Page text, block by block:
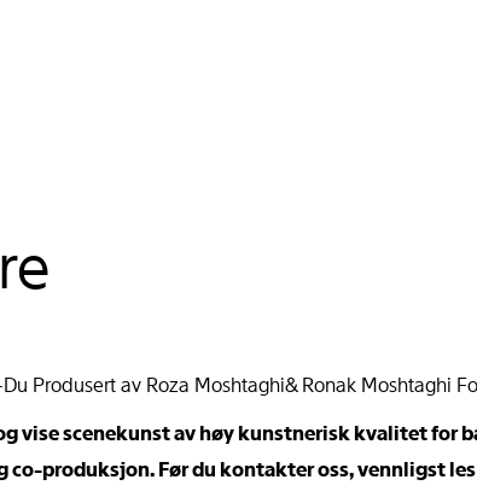
vise scenekunst av høy kunstnerisk kvalitet for
produksjon. Før du kontakter oss, vennligst